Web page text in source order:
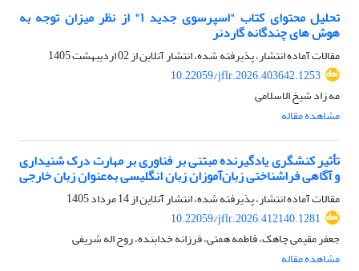
تحلیل محتوای کتاب "اسپرسوی جدید ۱" از نظر میزان توجه به
هوش های چندگانه گاردنر
مقالات آماده انتشار، پذیرفته شده، انتشار آنلاین از02 اردیبهشت 1405
10.22059/jflr.2026.403642.1253
مه زاد شیخ الاسلامی
مشاهده مقاله
تأثیر کنشگری یادگیرنده مبتنی بر فناوری بر مهارت درک شنیداری
و آگاهی فراشناختی زبان‌آموزان زبان انگلیسی به‌عنوان زبان خارجی
مقالات آماده انتشار، پذیرفته شده، انتشار آنلاین از14 مرداد 1405
10.22059/jflr.2026.412140.1281
جعفر مقیمی چاهک، فاطمه همتی، فرزانه خدابنده، روح اله شریفی
مشاهده مقاله